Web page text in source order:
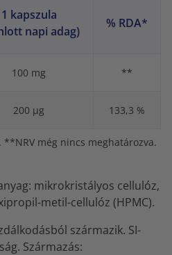
1 kapszula
napi adag)
% RDA*
100 mg **
200 µg 133,3 %
még nincs meghatározva.
mikrokristályos cellulóz,
metil-cellulóz (HPMC).
származik. SI-
Származás: